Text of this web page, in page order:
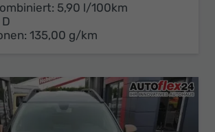
5,90 l/100km
D
135,00 g/km